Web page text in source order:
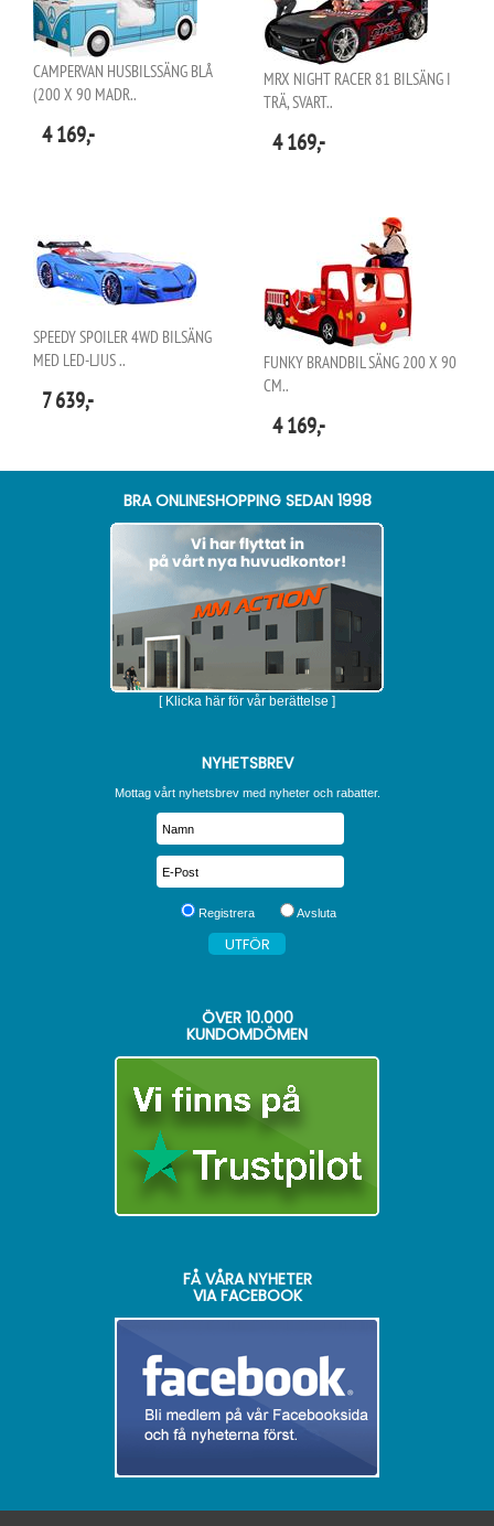
CAMPERVAN HUSBILSSÄNG BLÅ
(200 X 90 MADR..
4 169,-
MRX NIGHT RACER 81 BILSÄNG I
TRÄ, SVART..
4 169,-
SPEEDY SPOILER 4WD BILSÄNG
MED LED-LJUS ..
7 639,-
FUNKY BRANDBIL SÄNG 200 X 90
CM..
4 169,-
BRA ONLINESHOPPING SEDAN 1998
[ Klicka här för vår berättelse ]
NYHETSBREV
Mottag vårt nyhetsbrev med nyheter och rabatter.
Registrera Avsluta
ÖVER 10.000
KUNDOMDÖMEN
FÅ VÅRA NYHETER
VIA FACEBOOK